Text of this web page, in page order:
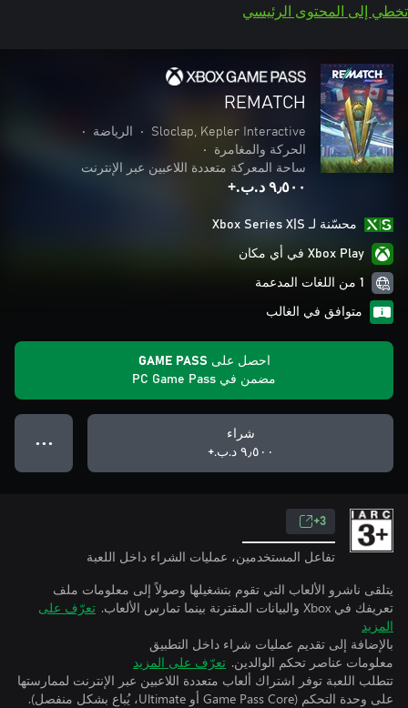
تخطي إلى المحتوى الرئيسي
REMATCH
Sloclap, Kepler Interactive
• الرياضة
•
الحركة والمغامرة
•
ساحة المعركة متعددة اللاعبين عبر الإنترنت
٩٫٥٠٠ د.ب.‏+
محسّنة لـ Xbox Series X|S
Xbox Play في أي مكان
1 من اللغات المدعمة
متوافق في الغالب
احصل على GAME PASS
مضمن في PC Game Pass
شراء
٩٫٥٠٠ د.ب.‏+
● ● ●
3+
تفاعل المستخدمين، عمليات الشراء داخل اللعبة
يتلقى ناشرو الألعاب التي تقوم بتشغيلها وصولاً إلى معلومات ملف
تعريفك في Xbox والبيانات المقترنة بينما تمارس الألعاب.
تعرّف على
المزيد
بالإضافة إلى تقديم عمليات شراء داخل التطبيق
معلومات عناصر تحكم الوالدين. تعرّف على المزيد
تتطلب اللعبة توفر اشتراك ألعاب متعددة اللاعبين عبر الإنترنت لممارستها
على وحدة التحكم (Game Pass Core أو Ultimate، يُباع بشكل منفصل).